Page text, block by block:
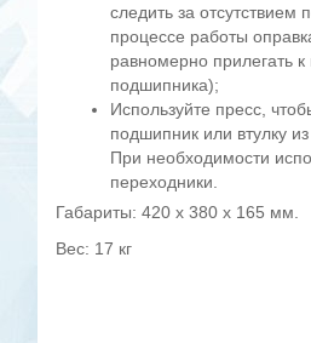
следить за отсутствием
процессе работы
равномерно прилегать
подшипника);
Используйте пресс,
подшипник или втулку
При необходимости
переходники.
Габариты: 420 x 380 x 165 мм.
Вес: 17 кг